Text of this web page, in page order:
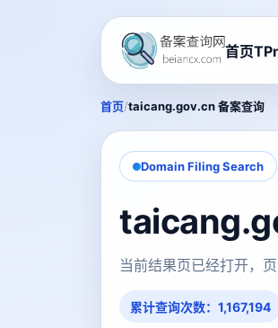
首页
首页/taicang.gov.cn 备案查询
Domain Filing Search
当前结果页已经打开，
累计查询次数：1,167,194